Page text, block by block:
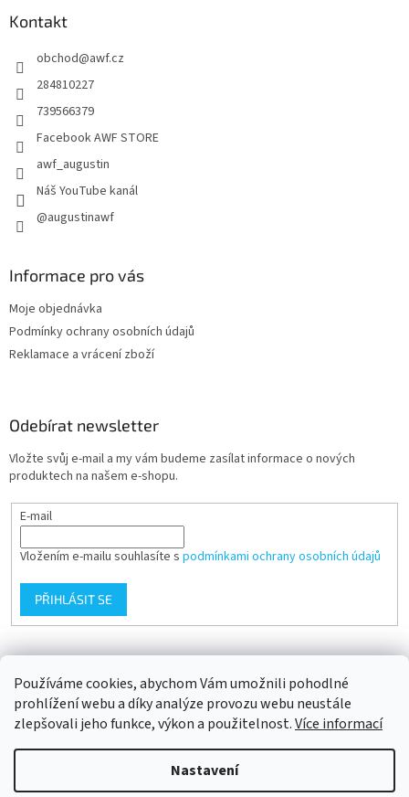
Používáme cookies, abychom Vám umožnili pohodlné
prohlížení webu a díky analýze provozu webu neustále
zlepšovali jeho funkce, výkon a použitelnost.Více informací
Nastavení
Kontakt
obchod@awf.cz
284810227
739566379
Facebook AWF STORE
awf_augustin
Náš YouTube kanál
@augustinawf
Informace pro vás
Moje objednávka
Podmínky ochrany osobních údajů
Reklamace a vrácení zboží
Odebírat newsletter
Vložte svůj e-mail a my vám budeme zasílat informace o nových
produktech na našem e-shopu.
E-mail
Vložením e-mailu souhlasíte s podmínkami ochrany osobních údajů
PŘIHLÁSIT SE
Vytvořil Shoptet